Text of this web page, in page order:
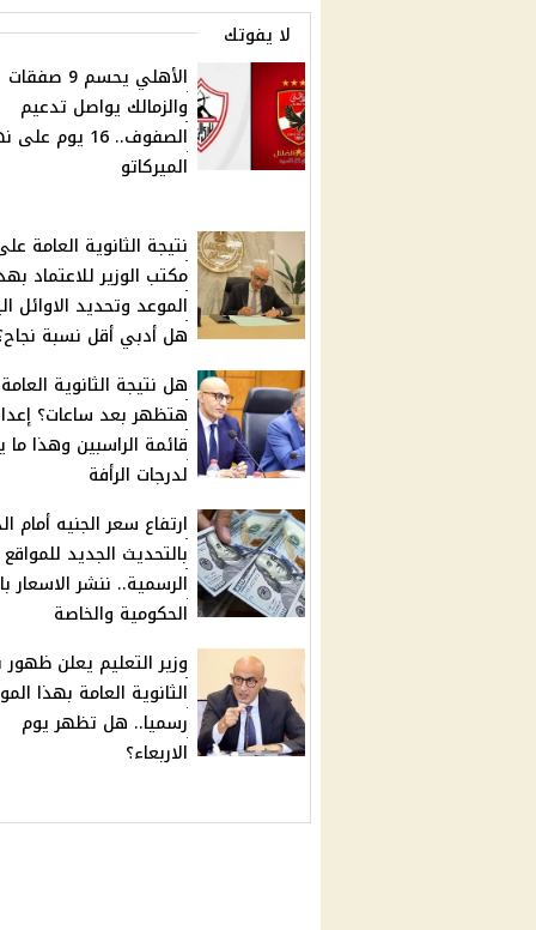
لا يفوتك
الأهلي يحسم 9 صفقات
والزمالك يواصل تدعيم
الصفوف.. 16 يوم
الميركاتو
نتيجة الثانوية العامة
مكتب الوزير للاعتماد
الموعد وتحديد الاوائل
هل أدبي أقل نسبة
هل نتيجة الثانوية العامة
هتظهر بعد ساعات؟
قائمة الراسبين وهذا
لدرجات الرأفة
ارتفاع سعر الجنيه أمام
بالتحديث الجديد للمواقع
الرسمية.. ننشر الاسعار
الحكومية والخاصة
وزير التعليم يعلن ظهور
الثانوية العامة بهذا
رسميا.. هل تظهر يوم
الاربعاء؟